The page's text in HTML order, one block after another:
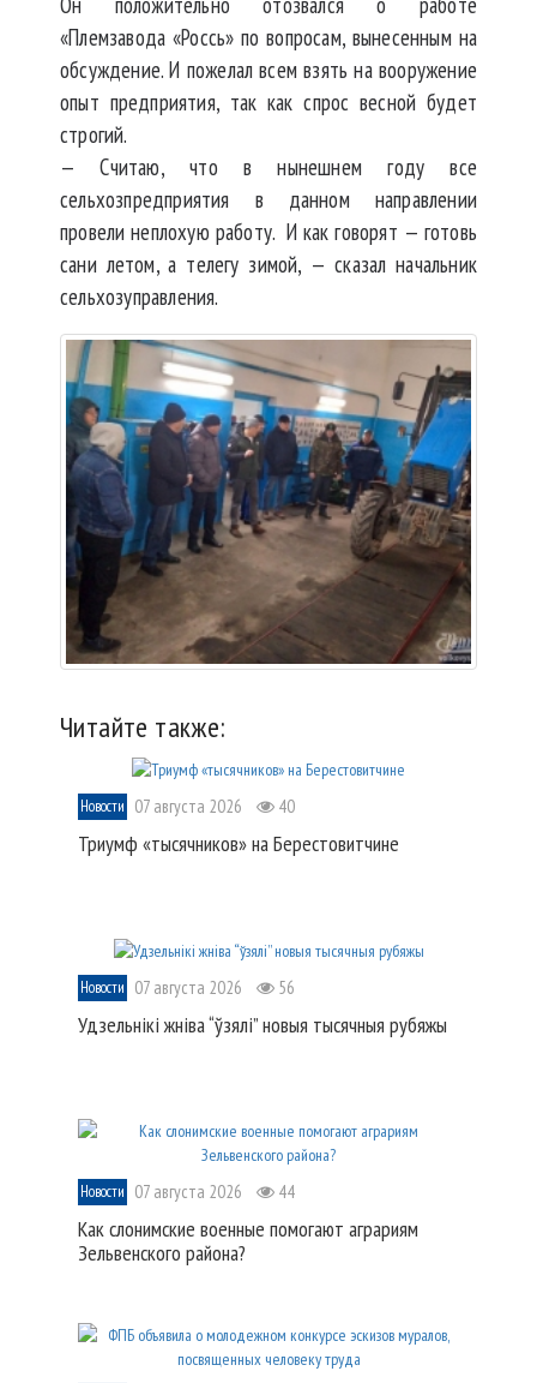
«Племзавода «Россь» по вопросам, вынесенным на
обсуждение. И пожелал всем взять на вооружение
опыт предприятия, так как спрос весной будет
строгий.
— Считаю, что в нынешнем году все
сельхозпредприятия в данном направлении
провели неплохую работу. И как говорят — готовь
сани летом, а телегу зимой, — сказал начальник
сельхозуправления.
Читайте также:
Новости 07 августа 2026 40
Триумф «тысячников» на Берестовитчине
Новости 07 августа 2026 56
Удзельнікі жніва “ўзялі” новыя тысячныя рубяжы
Новости 07 августа 2026 44
Как слонимские военные помогают аграриям
Зельвенского района?